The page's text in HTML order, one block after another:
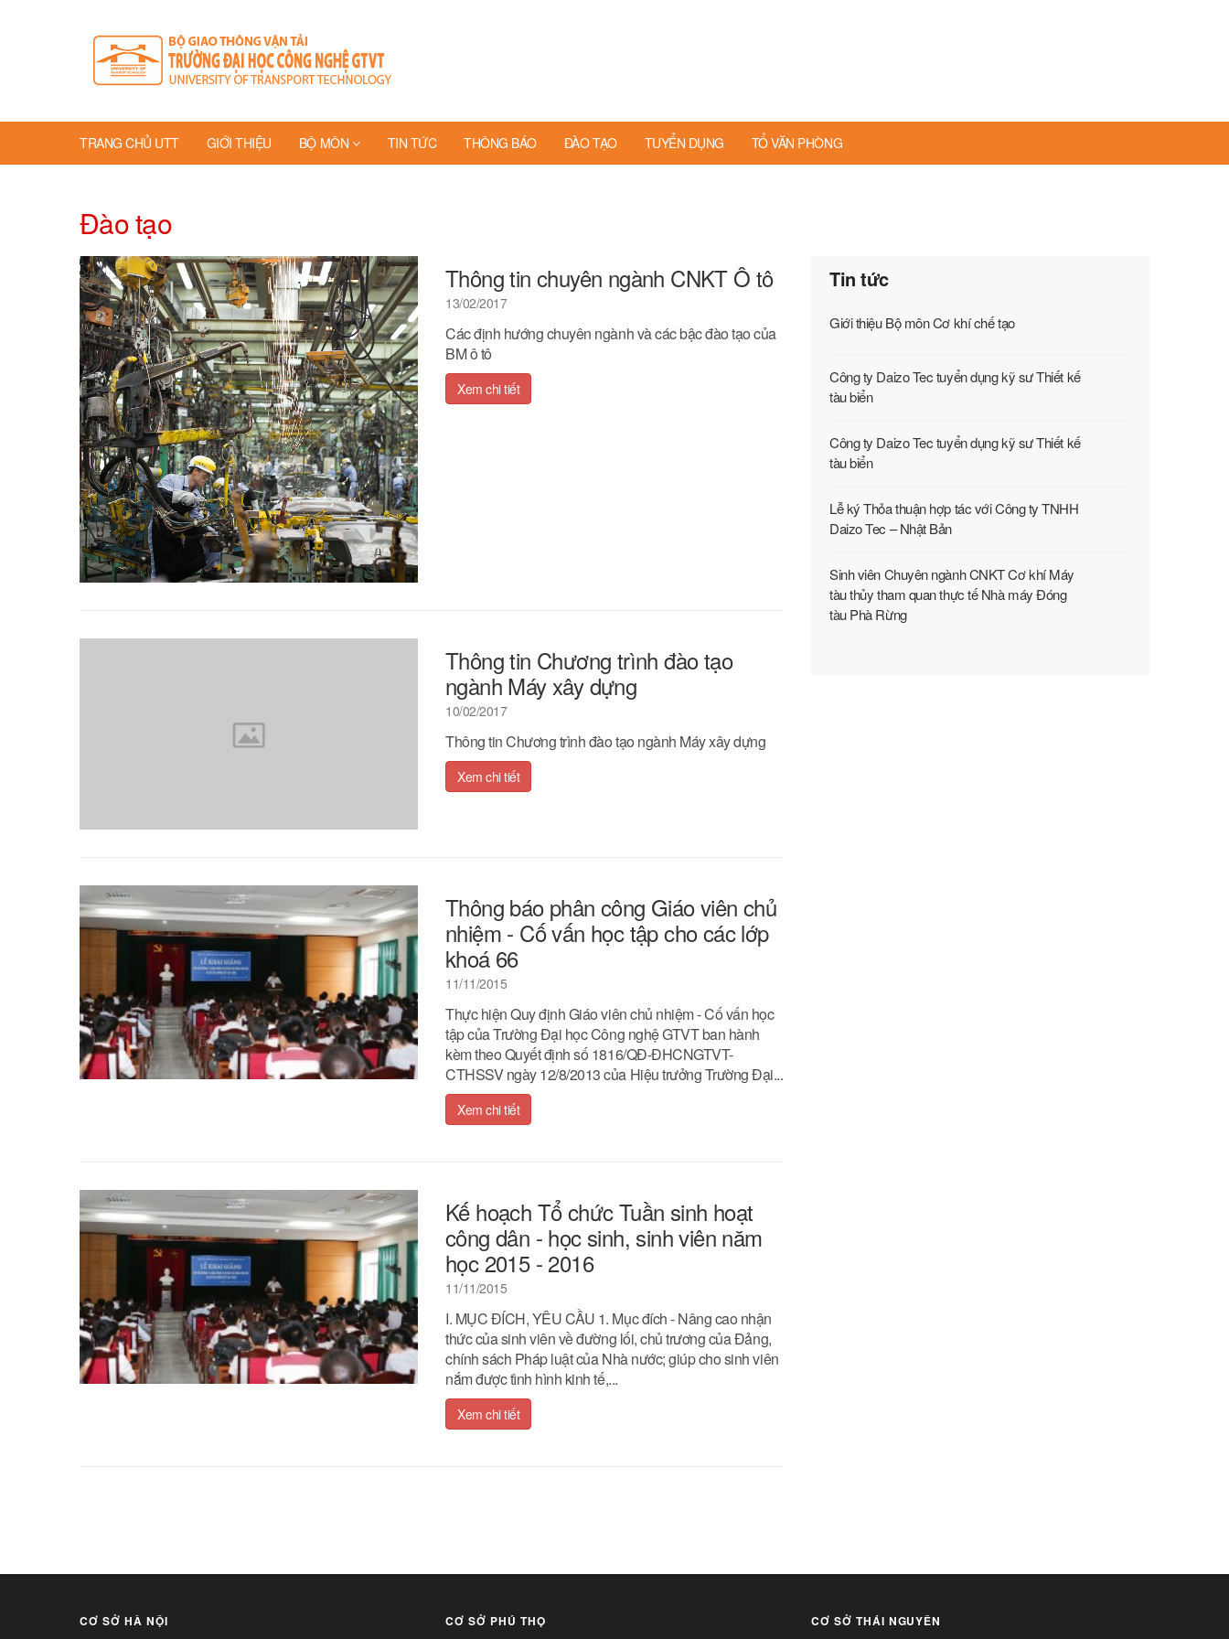
TRANG CHỦ UTT GIỚI THIỆU BỘ MÔN TIN TỨC THÔNG BÁO ĐÀO TẠO TUYỂN DỤNG TỔ VĂN PHÒNG
Đào tạo
Thông tin chuyên ngành CNKT Ô tô
13/02/2017
Các định hướng chuyên ngành và các bậc đào tạo của
BM ô tô
Xem chi tiết
Thông tin Chương trình đào tạo
ngành Máy xây dựng
10/02/2017
Thông tin Chương trình đào tạo ngành Máy xây dựng
Xem chi tiết
Thông báo phân công Giáo viên chủ
nhiệm - Cố vấn học tập cho các lớp
khoá 66
11/11/2015
Thực hiện Quy định Giáo viên chủ nhiệm - Cố vấn học
tập của Trường Đại học Công nghệ GTVT ban hành
kèm theo Quyết định số 1816/QĐ-ĐHCNGTVT-
CTHSSV ngày 12/8/2013 của Hiệu trưởng Trường Đại...
Xem chi tiết
Kế hoạch Tổ chức Tuần sinh hoạt
công dân - học sinh, sinh viên năm
học 2015 - 2016
11/11/2015
I. MỤC ĐÍCH, YÊU CẦU 1. Mục đích - Nâng cao nhận
thức của sinh viên về đường lối, chủ trương của Đảng,
chính sách Pháp luật của Nhà nước; giúp cho sinh viên
nắm được tình hình kinh tế,...
Xem chi tiết
Tin tức
Giới thiệu Bộ môn Cơ khí chế tạo
Công ty Daizo Tec tuyển dụng kỹ sư Thiết kế
tàu biển
Công ty Daizo Tec tuyển dụng kỹ sư Thiết kế
tàu biển
Lễ ký Thỏa thuận hợp tác với Công ty TNHH
Daizo Tec – Nhật Bản
Sinh viên Chuyên ngành CNKT Cơ khí Máy
tàu thủy tham quan thực tế Nhà máy Đóng
tàu Phà Rừng
CƠ SỞ HÀ NỘI CƠ SỞ PHÚ THỌ CƠ SỞ THÁI NGUYÊN